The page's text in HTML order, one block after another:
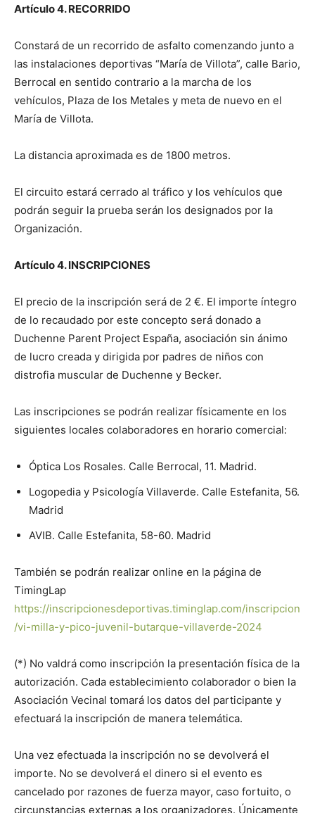
Artículo 4. RECORRIDO
Constará de un recorrido de asfalto comenzando junto a
las instalaciones deportivas “María de Villota”, calle Bario,
Berrocal en sentido contrario a la marcha de los
vehículos, Plaza de los Metales y meta de nuevo en el
María de Villota.
La distancia aproximada es de 1800 metros.
El circuito estará cerrado al tráfico y los vehículos que
podrán seguir la prueba serán los designados por la
Organización.
Artículo 4. INSCRIPCIONES
El precio de la inscripción será de 2 €. El importe íntegro
de lo recaudado por este concepto será donado a
Duchenne Parent Project España, asociación sin ánimo
de lucro creada y dirigida por padres de niños con
distrofia muscular de Duchenne y Becker.
Las inscripciones se podrán realizar físicamente en los
siguientes locales colaboradores en horario comercial:
Óptica Los Rosales. Calle Berrocal, 11. Madrid.
Logopedia y Psicología Villaverde. Calle Estefanita, 56.
Madrid
AVIB. Calle Estefanita, 58-60. Madrid
También se podrán realizar online en la página de
TimingLap
https://inscripcionesdeportivas.timinglap.com/inscripcion
/vi-milla-y-pico-juvenil-butarque-villaverde-2024
(*) No valdrá como inscripción la presentación física de la
autorización. Cada establecimiento colaborador o bien la
Asociación Vecinal tomará los datos del participante y
efectuará la inscripción de manera telemática.
Una vez efectuada la inscripción no se devolverá el
importe. No se devolverá el dinero si el evento es
cancelado por razones de fuerza mayor, caso fortuito, o
circunstancias externas a los organizadores. Únicamente